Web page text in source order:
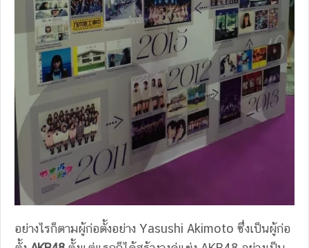
อย่างไรก็ตามผู้ก่อตั้งอย่าง Yasushi Akimoto ซึ่งเป็นผู้ก่อ